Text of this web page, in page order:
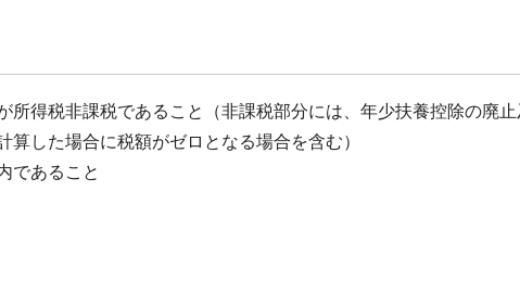
所得税非課税であること（非課税部分には、年少扶養控除の廃
した場合に税額がゼロとなる場合を含む）
であること